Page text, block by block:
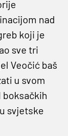
nad
koji je
sve tri
Veočić baš
u svom
boksačkih
svjetske